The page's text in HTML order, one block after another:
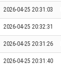
2026-04-25 20:31:03
2026-04-25 20:32:31
2026-04-25 20:31:26
2026-04-25 20:31:40